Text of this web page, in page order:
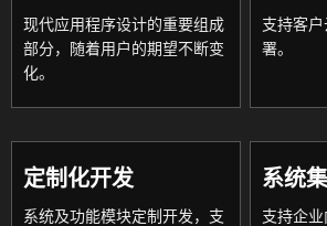
现代应用程序设计的重要组成
部分，随着用户的期望不断变
化。
支持客
署。
定制化开发
系统及功能模块定制开发，支
系统
支持企业